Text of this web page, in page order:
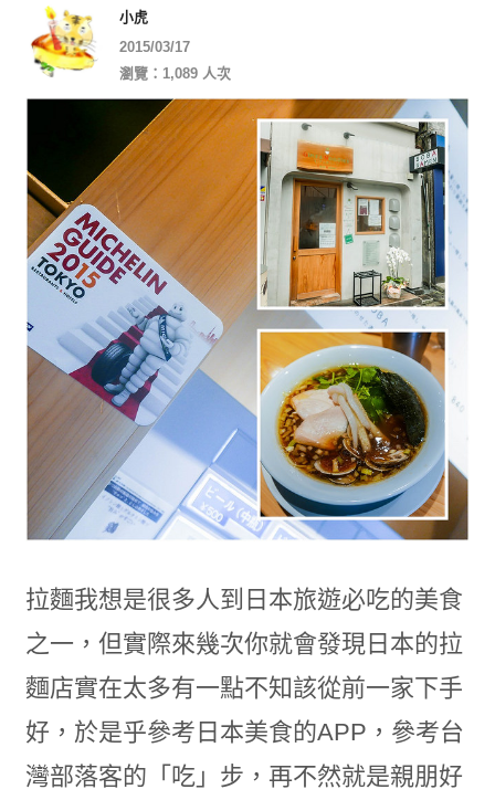
小虎
2015/03/17
瀏覽：1,089 人次
拉麵我想是很多人到日本旅遊必吃的美食
之一，但實際來幾次你就會發現日本的拉
麵店實在太多有一點不知該從前一家下手
好，於是乎參考日本美食的APP，參考台
灣部落客的「吃」步，再不然就是親朋好